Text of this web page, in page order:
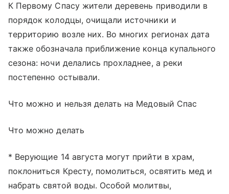
К Первому Спасу жители деревень приводили в
порядок колодцы, очищали источники и
территорию возле них. Во многих регионах дата
также обозначала приближение конца купального
сезона: ночи делались прохладнее, а реки
постепенно остывали.
Что можно и нельзя делать на Медовый Спас
Что можно делать
* Верующие 14 августа могут прийти в храм,
поклониться Кресту, помолиться, освятить мед и
набрать святой воды. Особой молитвы,